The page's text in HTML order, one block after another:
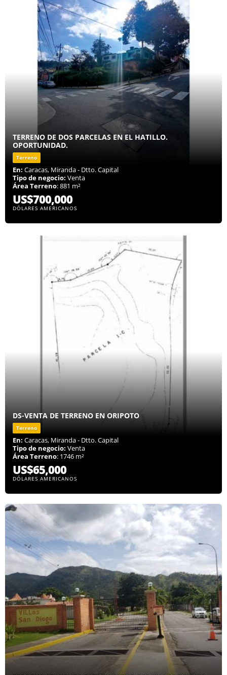
TERRENO DE DOS PARCELAS EN EL HATILLO.
OPORTUNIDAD.
Terreno
En: Caracas, Miranda - Dtto. Capital
Tipo de negocio: Venta
Área Terreno: 881 m²
US$700,000
DÓLARES AMERICANOS
DS-VENTA DE TERRENO EN ORIPOTO
Terreno
En: Caracas, Miranda - Dtto. Capital
Tipo de negocio: Venta
Área Terreno: 1746 m²
US$65,000
DÓLARES AMERICANOS